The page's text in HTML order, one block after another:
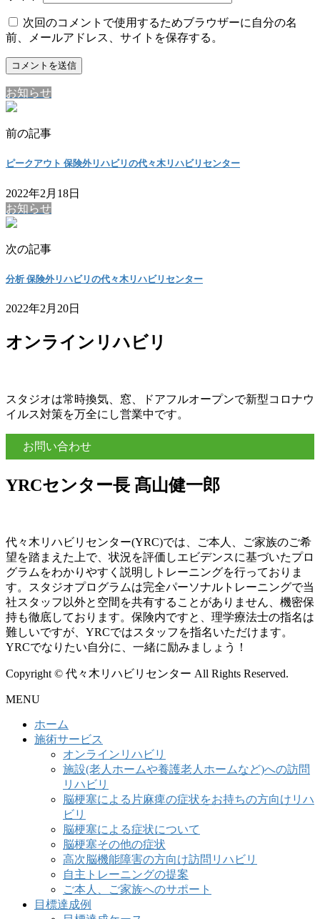
次回のコメントで使用するためブラウザーに自分の名
前、メールアドレス、サイトを保存する。
お知らせ
前の記事
ピークアウト 保険外リハビリの代々木リハビリセンター
2022年2月18日
お知らせ
次の記事
分析 保険外リハビリの代々木リハビリセンター
2022年2月20日
オンラインリハビリ
スタジオは常時換気、窓、ドアフルオープンで新型コロナウ
イルス対策を万全にし営業中です。
お問い合わせ
YRCセンター長 髙山健一郎
代々木リハビリセンター(YRC)では、ご本人、ご家族のご希
望を踏まえた上で、状況を評価しエビデンスに基づいたプロ
グラムをわかりやすく説明しトレーニングを行っておりま
す。スタジオプログラムは完全パーソナルトレーニングで当
社スタッフ以外と空間を共有することがありません、機密保
持も徹底しております。保険内ですと、理学療法士の指名は
難しいですが、YRCではスタッフを指名いただけます。
YRCでなりたい自分に、一緒に励みましょう！
Copyright © 代々木リハビリセンター All Rights Reserved.
MENU
ホーム
施術サービス
オンラインリハビリ
施設(老人ホームや養護老人ホームなど)への訪問
リハビリ
脳梗塞による片麻痺の症状をお持ちの方向けリハ
ビリ
脳梗塞による症状について
脳梗塞その他の症状
高次脳機能障害の方向け訪問リハビリ
自主トレーニングの提案
ご本人、ご家族へのサポート
目標達成例